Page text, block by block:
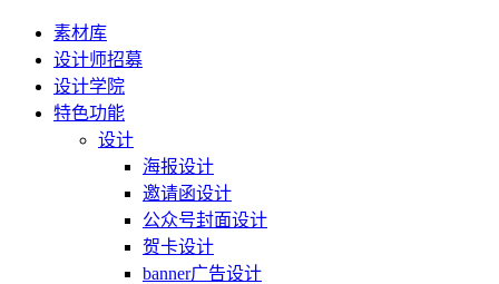
素材库
设计师招募
设计学院
特色功能
设计
海报设计
邀请函设计
公众号封面设计
贺卡设计
banner广告设计